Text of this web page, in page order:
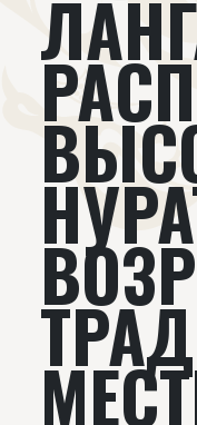
Издательство
Проекты
Книги